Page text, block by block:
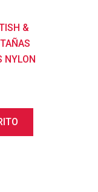
&
NYLON